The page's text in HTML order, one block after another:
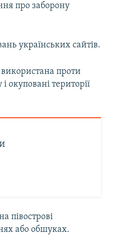
про заборону
українських сайтів.
проти
окуповані території
півострові
або обшуках.